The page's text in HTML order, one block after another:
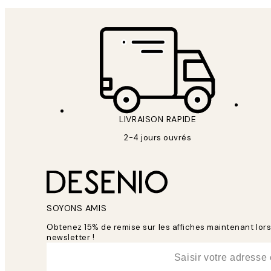
LIVRAISON RAPIDE
2-4 jours ouvrés
SOYONS AMIS
Obtenez 15% de remise sur les affiches maintenant
newsletter !